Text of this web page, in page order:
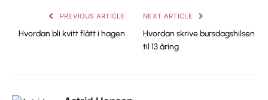
PREVIOUS ARTICLE
Hvordan bli kvitt flått i hagen
NEXT ARTICLE
Hvordan skrive bursdagshilsen
til 13 åring